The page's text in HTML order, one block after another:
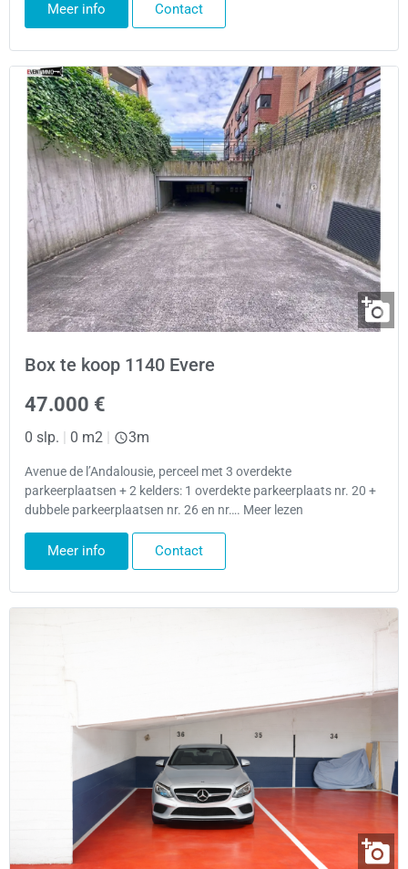
Meer info Contact
Box te koop 1140 Evere
47.000 €
0 slp. 0 m2 3m
Avenue de l’Andalousie, perceel met 3 overdekte
parkeerplaatsen + 2 kelders: 1 overdekte parkeerplaats nr. 20 +
dubbele parkeerplaatsen nr. 26 en nr…. Meer lezen
Meer info Contact